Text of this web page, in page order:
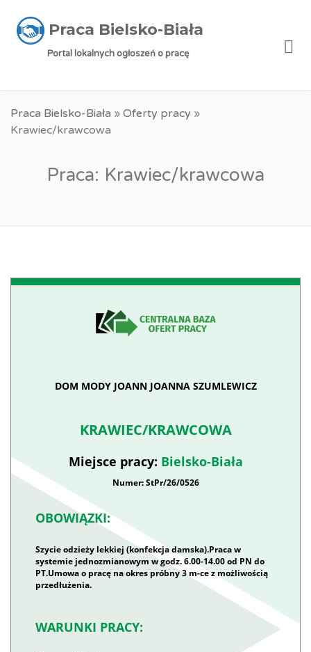
Praca Bielsko-Biała
Portal lokalnych ogłoszeń o pracę
Praca Bielsko-Biała » Oferty pracy »
Krawiec/krawcowa
Praca: Krawiec/krawcowa
DOM MODY JOANN JOANNA SZUMLEWICZ
KRAWIEC/KRAWCOWA
Miejsce pracy: Bielsko-Biała
Numer: StPr/26/0526
OBOWIĄZKI:
Szycie odzieży lekkiej (konfekcja damska).Praca w
systemie jednozmianowym w godz. 6.00-14.00 od PN do
PT.Umowa o pracę na okres próbny 3 m-ce z możliwością
przedłużenia.
WARUNKI PRACY: